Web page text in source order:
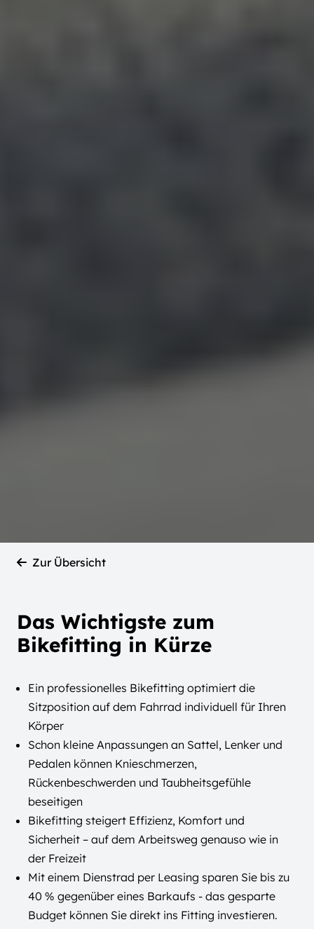
Zur Übersicht
Das Wichtigste zum
Bikefitting in Kürze
Ein professionelles Bikefitting optimiert die
Sitzposition auf dem Fahrrad individuell für Ihren
Körper
Schon kleine Anpassungen an Sattel, Lenker und
Pedalen können Knieschmerzen,
Rückenbeschwerden und Taubheitsgefühle
beseitigen
Bikefitting steigert Effizienz, Komfort und
Sicherheit – auf dem Arbeitsweg genauso wie in
der Freizeit
Mit einem Dienstrad per Leasing sparen Sie bis zu
40 % gegenüber eines Barkaufs - das gesparte
Budget können Sie direkt ins Fitting investieren.